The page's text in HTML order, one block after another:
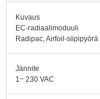
Kuvaus
EC-radiaalimoduuli
Radipac, Airfoil-siipipyörä
Jännite
1~ 230 VAC